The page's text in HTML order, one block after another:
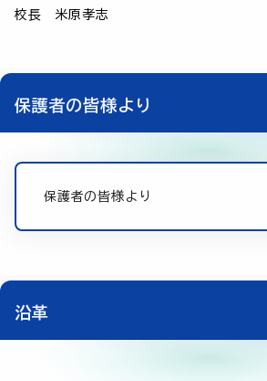
校長 米原孝志
保護者の皆様より
保護者の皆様より
沿革